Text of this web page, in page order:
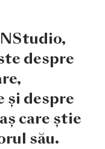
despre
și despre
care știe
său.